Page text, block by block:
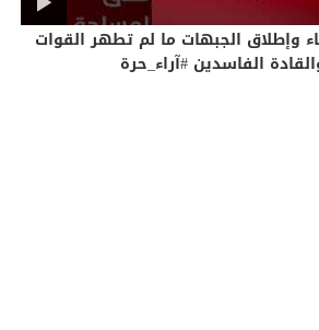
وإطلاق الجبهات ما لم تطهر القوات
الفاسدين #آراء_حرة